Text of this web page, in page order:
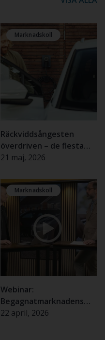
Marknadskoll
Räckviddsångesten
överdriven – de flesta
elbilsförare upplever
21 maj, 2026
Marknadskoll
Webinar:
Begagnatmarknadens
utveckling Q1 2026
22 april, 2026